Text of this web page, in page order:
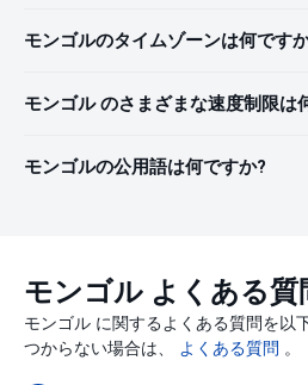
モンゴルのタイムゾーンは何です
モンゴル のさまざまな速度制限は
モンゴルの公用語は何ですか?
モンゴル よくある質
モンゴル に関するよくある質問を以
つからない場合は、
よくある質問 。